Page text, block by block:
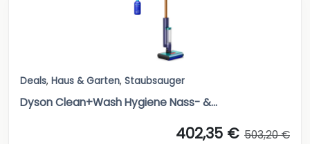
Deals, Haus & Garten, Staubsauger
Dyson Clean+Wash Hygiene Nass- &...
402,35 € 503,20 €